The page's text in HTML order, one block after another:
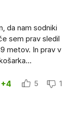
da nam sodniki
sem prav sledil
metov. In prav v
+4 5 1